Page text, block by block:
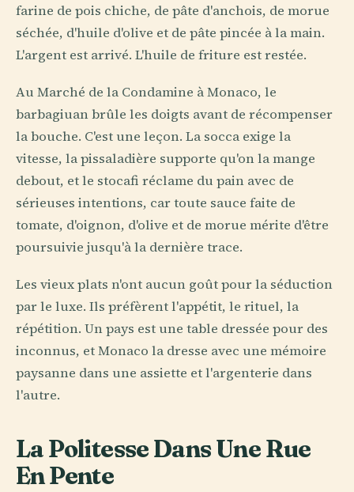
farine de pois chiche, de pâte d'anchois, de morue
séchée, d'huile d'olive et de pâte pincée à la main.
L'argent est arrivé. L'huile de friture est restée.
Au Marché de la Condamine à Monaco, le
barbagiuan brûle les doigts avant de récompenser
la bouche. C'est une leçon. La socca exige la
vitesse, la pissaladière supporte qu'on la mange
debout, et le stocafi réclame du pain avec de
sérieuses intentions, car toute sauce faite de
tomate, d'oignon, d'olive et de morue mérite d'être
poursuivie jusqu'à la dernière trace.
Les vieux plats n'ont aucun goût pour la séduction
par le luxe. Ils préfèrent l'appétit, le rituel, la
répétition. Un pays est une table dressée pour des
inconnus, et Monaco la dresse avec une mémoire
paysanne dans une assiette et l'argenterie dans
l'autre.
La Politesse Dans Une Rue
En Pente